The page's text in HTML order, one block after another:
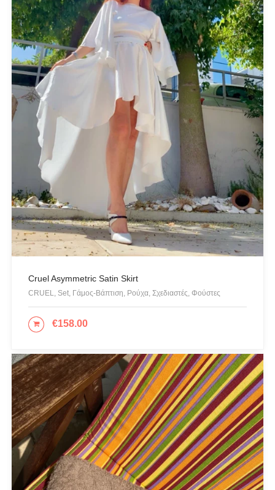
Πετσέτες Θαλάσσης
Πίνακες - Painting
Πλεκτά
Πορτοφόλια
Πουκάμισα
Προσφορές
Ρούχα
Σκουλαρίκια
Σορτς
Σχεδιαστές
Τουνίκ
Τσάντες
Φορέματα
Ψιλό πλεκτό
Cruel Asymmetric Satin Skirt
CRUEL, Set, Γάμος-Βάπτιση, Ρούχα, Σχεδιαστές, Φούστες
€158.00
ΕΠΙΛΟΓΉ